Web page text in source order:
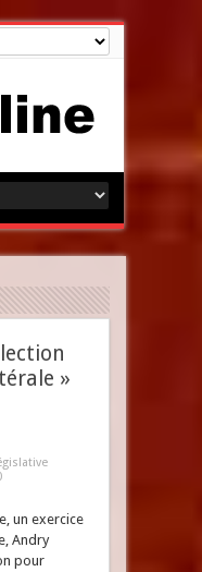
»
un exercice
Andry
pour